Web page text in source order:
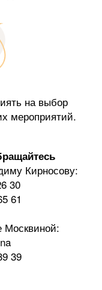
на выбор
мероприятий.
Кирносову:
30
61
Москвиной:
39